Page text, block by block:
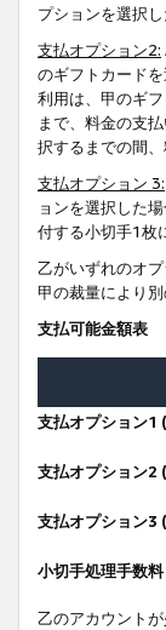
プションを選択
支払オプション2:
のギフトカード
利用は、甲のギ
まで、料金の支
択するまでの間
支払オプション 3:
ョンを選択した
付する小切手1枚
乙がいずれのオ
甲の裁量により
支払可能金額表
支払オプション1
支払オプション2
支払オプション3
小切手処理手数料
乙のアカウント